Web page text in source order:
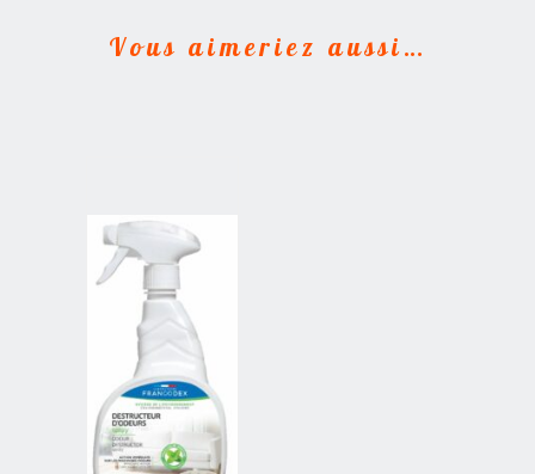
Vous aimeriez aussi…